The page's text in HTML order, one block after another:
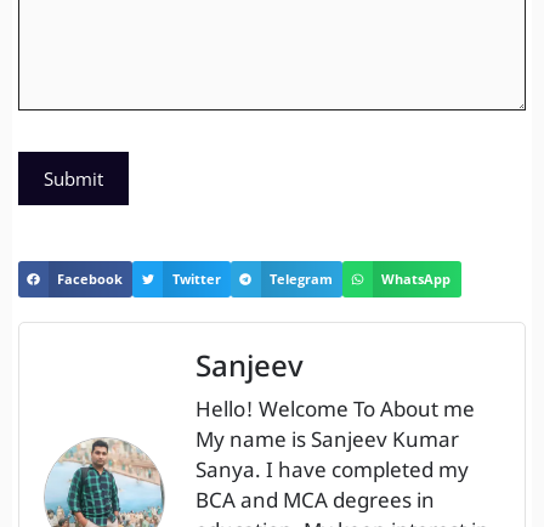
Facebook Twitter Telegram WhatsApp
Sanjeev
Hello! Welcome To About me
My name is Sanjeev Kumar
Sanya. I have completed my
BCA and MCA degrees in